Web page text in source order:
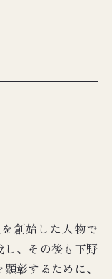
創始した人物で
、その後も下野
彰するために、